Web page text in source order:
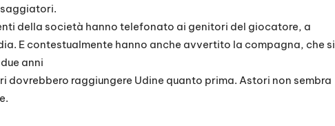
della società hanno telefonato ai genitori del giocatore, a
E contestualmente hanno anche avvertito la compagna, che si
anni
dovrebbero raggiungere Udine quanto prima. Astori non sembra